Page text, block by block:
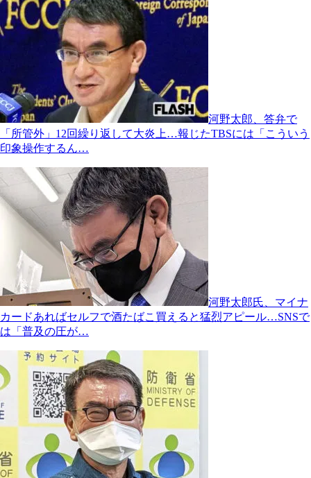
河野太郎、答弁で
「所管外」12回繰り返して大炎上…報じたTBSには「こういう
印象操作するん…
河野太郎氏、マイナ
カードあればセルフで酒たばこ買えると猛烈アピール…SNSで
は「普及の圧が…